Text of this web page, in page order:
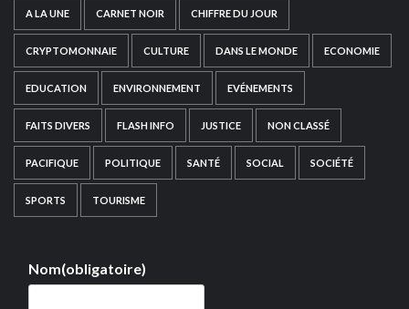
A LA UNE CARNET NOIR CHIFFRE DU JOUR
CRYPTOMONNAIE CULTURE DANS LE MONDE ECONOMIE
EDUCATION ENVIRONNEMENT EVÉNEMENTS
FAITS DIVERS FLASH INFO JUSTICE NON CLASSÉ
PACIFIQUE POLITIQUE SANTÉ SOCIAL SOCIÉTÉ
SPORTS TOURISME
Nom(obligatoire)